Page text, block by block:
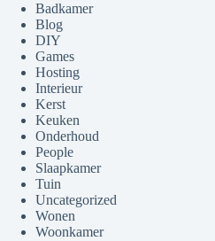
Badkamer
Blog
DIY
Games
Hosting
Interieur
Kerst
Keuken
Onderhoud
People
Slaapkamer
Tuin
Uncategorized
Wonen
Woonkamer